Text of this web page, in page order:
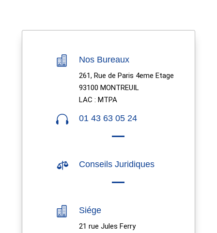
 Nos Bureaux
261, Rue de Paris 4eme Etage
93100 MONTREUIL
LAC : MTPA
 01 43 63 05 24
 Conseils Juridiques
 Siége
21 rue Jules Ferry